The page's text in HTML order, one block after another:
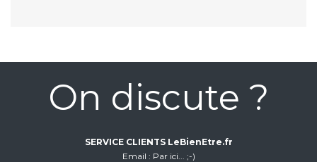
On discute ?
SERVICE CLIENTS LeBienEtre.fr
Email
Par ici... ;-)